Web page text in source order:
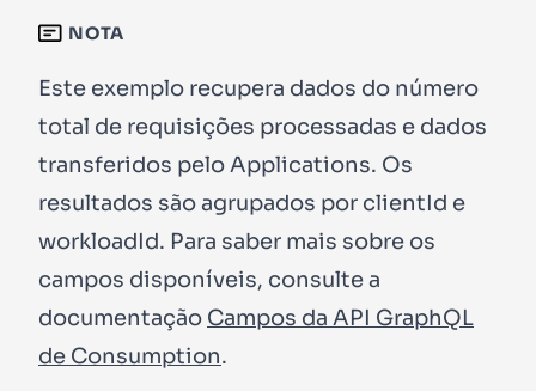
NOTA
Este exemplo recupera dados do número
total de requisições processadas e dados
transferidos pelo Applications. Os
resultados são agrupados por clientId e
workloadId. Para saber mais sobre os
campos disponíveis, consulte a
documentação Campos da API GraphQL
de Consumption.